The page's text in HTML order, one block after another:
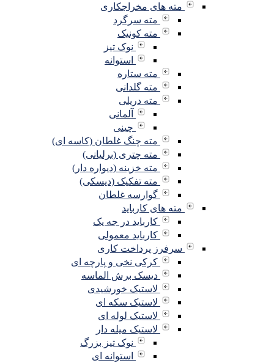
مته های مخراجکاری
مته سرگرد
مته کونیک
نوک تیز
استوانه
مته ستاره
مته گلدانی
مته دریلی
آلمانی
چینی
مته چنگ غلطان (کاسه ای)
مته چتری (برلیانی)
مته خزینه (دیواره دار)
مته تفکیک (دیسکی)
گوارسه غلطان
مته های کارباید
کارباید در جه یک
کارباید معمولی
سرفرز پرداخت کاری
کرکی نخی و پارچه ای
دیسک برش الماسه
لاستیک خورشیدی
لاستیک سکه ای
لاستیک لوله ای
لاستیک میله دار
نوک تیز بزرگ
استوانه ای